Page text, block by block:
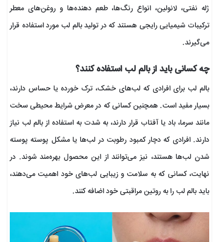
ژله نفتی، لانولین، انواع رنگ‌ها، طعم دهنده‌ها و روغن‌های معطر
ترکیبات شیمیایی رایجی هستند که در تولید بالم لب مورد استفاده قرار
می‌گیرند.
چه کسانی باید از بالم لب استفاده کنند؟
بالم لب برای افرادی که لب‌های خشک، ترک خورده یا حساس دارند،
بسیار مفید است. همچنین کسانی که در معرض شرایط محیطی سخت
مانند سرما، باد یا آفتاب قرار دارند، به شدت به استفاده از بالم لب نیاز
دارند. افرادی که دچار کمبود رطوبت در لب‌ها یا مشکل پوسته‌ پوسته
شدن لب‌ها هستند، نیز می‌توانند از این محصول بهره‌مند شوند. در
نهایت، کسانی که به سلامت و زیبایی لب‌های خود اهمیت می‌دهند،
باید بالم لب را به روتین مراقبتی خود اضافه کنند.